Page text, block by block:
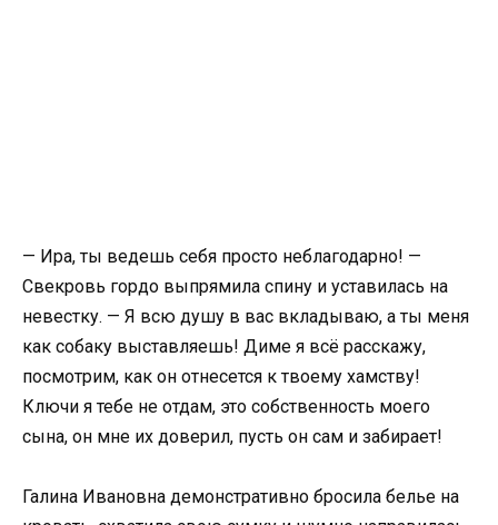
— Ира, ты ведешь себя просто неблагодарно! —
Свекровь гордо выпрямила спину и уставилась на
невестку. — Я всю душу в вас вкладываю, а ты меня
как собаку выставляешь! Диме я всё расскажу,
посмотрим, как он отнесется к твоему хамству!
Ключи я тебе не отдам, это собственность моего
сына, он мне их доверил, пусть он сам и забирает!
Галина Ивановна демонстративно бросила белье на